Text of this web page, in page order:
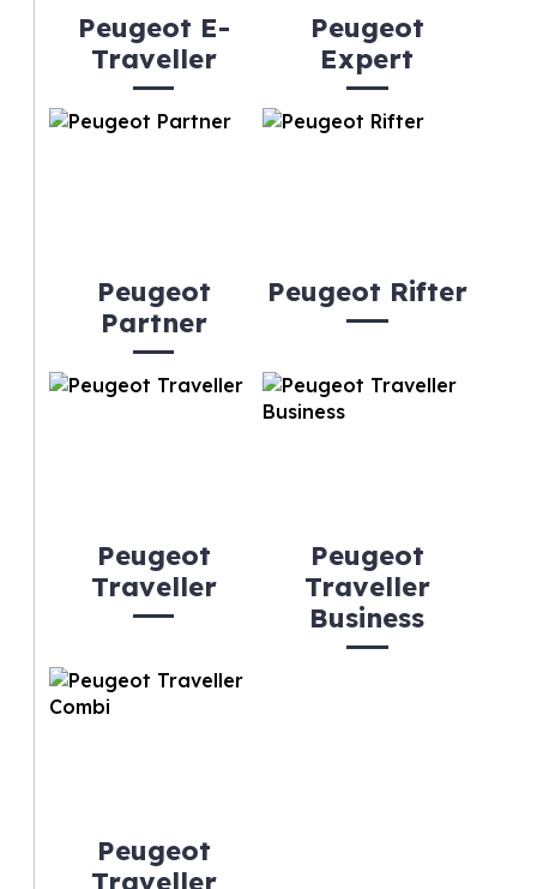
Peugeot E-
Traveller
Peugeot
Expert
Peugeot
Partner
Peugeot Rifter
Peugeot
Traveller
Peugeot
Traveller
Business
Peugeot
Traveller